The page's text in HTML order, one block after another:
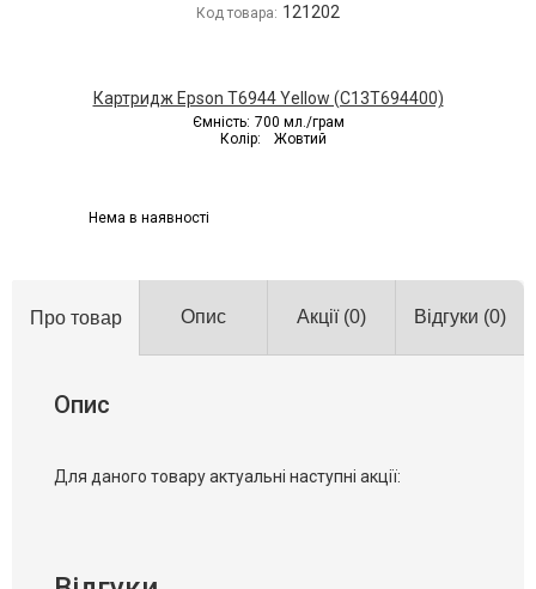
Код товара: 121202
Картридж Epson T6944 Yellow (C13T694400)
Ємність: 700 мл./грам
Колір:
Жовтий
Нема в наявності
Про товар Опис Акції (0) Відгуки (0)
Опис
Для даного товару актуальні наступні акції: